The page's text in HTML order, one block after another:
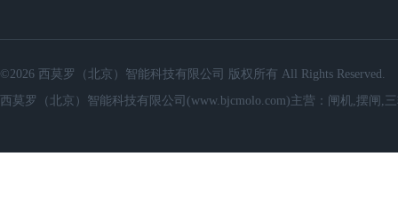
©2026 西莫罗（北京）智能科技有限公司 版权所有 All Rights Reserved.
西莫罗（北京）智能科技有限公司(www.bjcmolo.com)主营：闸机,摆闸,